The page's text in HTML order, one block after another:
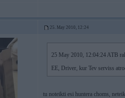
25. May 2010, 12:24
25 May 2010, 12:04:24 ATB
EE, Driver, kur Tev serviss
tu noteikti esi huntera choms,